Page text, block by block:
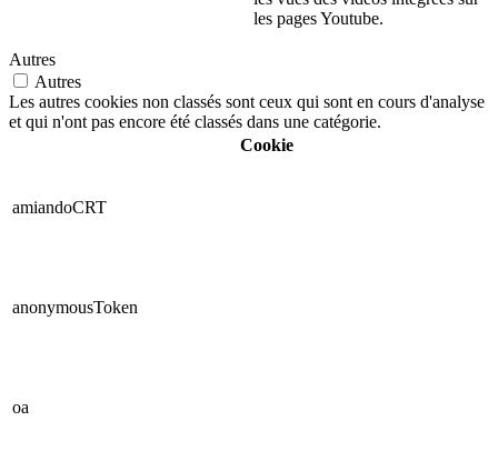
les pages Youtube.
Autres
Autres
Les autres cookies non classés sont ceux qui sont en cours d'analyse
et qui n'ont pas encore été classés dans une catégorie.
Cookie
amiandoCRT
anonymousToken
oa